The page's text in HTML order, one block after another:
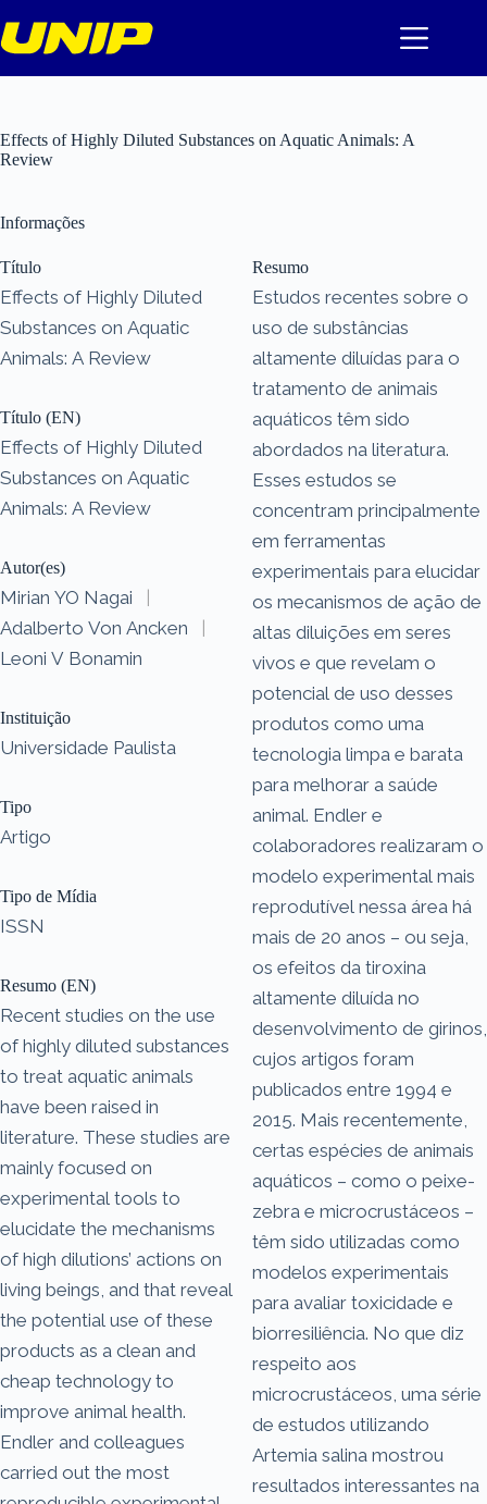
para
o
Effects of Highly Diluted Substances on Aquatic Animals: A
Review
Informações
Título
Effects of Highly Diluted
Substances on Aquatic
Animals: A Review
Título (EN)
Effects of Highly Diluted
Substances on Aquatic
Animals: A Review
Autor(es)
Mirian YO Nagai
|
Adalberto Von Ancken
|
Leoni V Bonamin
Instituição
Universidade Paulista
Tipo
Artigo
Tipo de Mídia
ISSN
Resumo (EN)
Recent studies on the use
of highly diluted substances
to treat aquatic animals
have been raised in
literature. These studies are
mainly focused on
experimental tools to
elucidate the mechanisms
of high dilutions’ actions on
living beings, and that reveal
the potential use of these
products as a clean and
cheap technology to
improve animal health.
Endler and colleagues
carried out the most
Resumo
Estudos recentes sobre o
uso de substâncias
altamente diluídas para o
tratamento de animais
aquáticos têm sido
abordados na literatura.
Esses estudos se
concentram principalmente
em ferramentas
experimentais para elucidar
os mecanismos de ação de
altas diluições em seres
vivos e que revelam o
potencial de uso desses
produtos como uma
tecnologia limpa e barata
para melhorar a saúde
animal. Endler e
colaboradores realizaram o
modelo experimental mais
reprodutível nessa área há
mais de 20 anos – ou seja,
os efeitos da tiroxina
altamente diluída no
desenvolvimento de girinos,
cujos artigos foram
publicados entre 1994 e
2015. Mais recentemente,
certas espécies de animais
aquáticos – como o peixe-
zebra e microcrustáceos –
têm sido utilizadas como
modelos experimentais
para avaliar toxicidade e
biorresiliência. No que diz
respeito aos
microcrustáceos, uma série
de estudos utilizando
Artemia salina mostrou
resultados interessantes na